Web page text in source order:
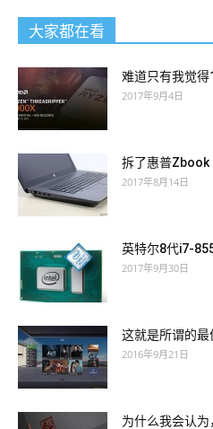
大家都在看
难道只有我觉得
2017年9月4日
拆了惠普Zbook
2017年8月14日
英特尔8代i7-
2017年9月30日
这就是所谓的最
2016年9月21日
为什么我会认